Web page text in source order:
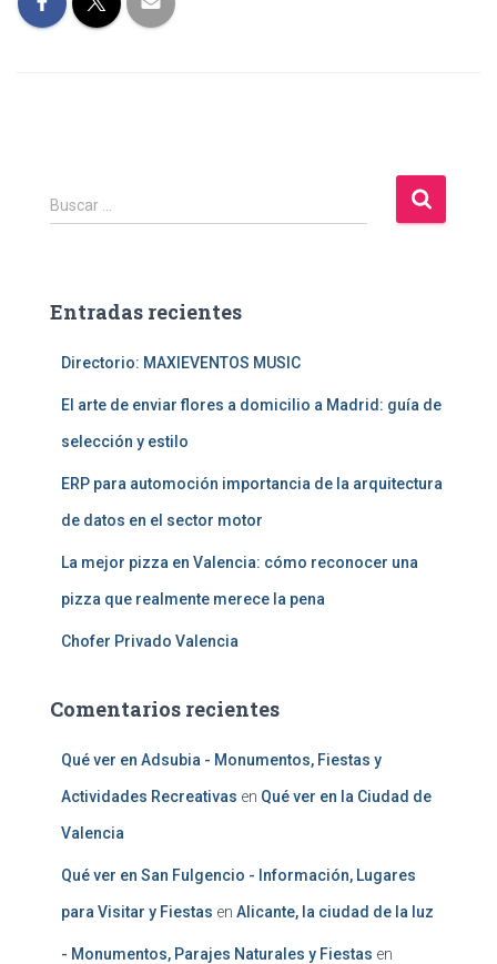
B
u
r
Buscar …
Entradas recientes
Directorio: MAXIEVENTOS MUSIC
El arte de enviar flores a domicilio a Madrid: guía de
selección y estilo
ERP para automoción importancia de la arquitectura
de datos en el sector motor
La mejor pizza en Valencia: cómo reconocer una
pizza que realmente merece la pena
Chofer Privado Valencia
Comentarios recientes
Qué ver en Adsubia - Monumentos, Fiestas y
Actividades Recreativas en Qué ver en la Ciudad de
Valencia
Qué ver en San Fulgencio - Información, Lugares
para Visitar y Fiestas en Alicante, la ciudad de la luz
- Monumentos, Parajes Naturales y Fiestas en